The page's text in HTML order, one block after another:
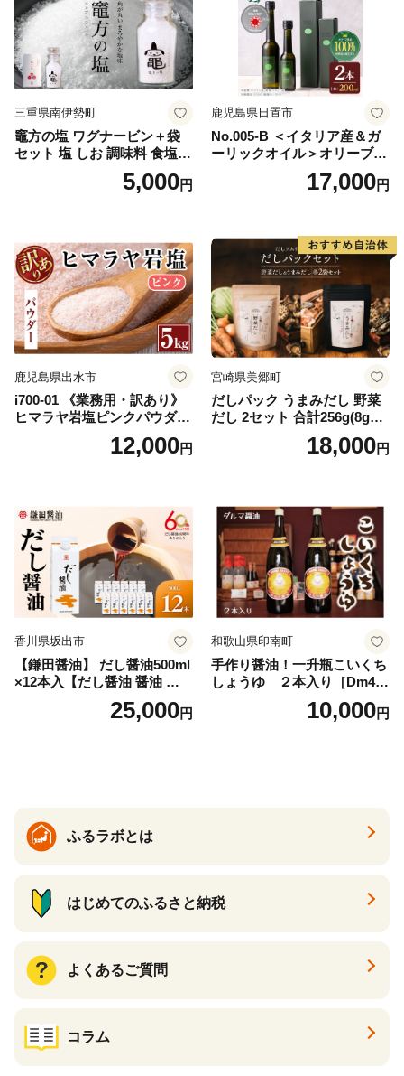
三重県南伊勢町
竈方の塩 ワグナービン＋袋
セット 塩 しお 調味料 食塩
天然 ミネラル 調味料 ソルト
salt 料理 味付 おにぎり 三重
5,000円
鹿児島県日置市
No.005-B ＜イタリア産＆ガ
ーリックオイル＞オリーブオ
イルセット(200ml×2本) 日置
市 特産品 調味料 油 エキスト
ブ】
17,000円
鹿児島県出水市
i700-01 《業務用・訳あり》
ヒマラヤ岩塩ピンクパウダー
タイプ(5kg) 岩塩 塩 調味料
しお 保存料不使用 天然 パウ
ティースマイル】
12,000円
宮崎県美郷町
だしパック うまみだし 野菜
だし 2セット 合計256g(8g×8
パック×2種×2セット) [岡田商
店 宮崎県 美郷町 31ac0069]
18,000円
香川県坂出市
【鎌田醤油】 だし醤油500ml
×12本入【だし醤油 醤油 人気
おすすめ 人気だし醤油 出汁
25,000円
和歌山県印南町
手作り醤油！一升瓶こいくち
しょうゆ ２本入り［Dm4］
｜手作り 醤油 和歌山県 印南
町 一升瓶 こいくちしょうゆ
10,000円
ふるラボとは
はじめてのふるさと納税
よくあるご質問
コラム